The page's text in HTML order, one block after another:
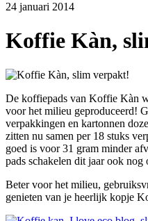
24 januari 2014
Koffie Kàn,
De koffiepads van Koffie Kàn
voor het milieu geproduceerd!
verpakkingen en kartonnen
zitten nu samen per 18 stuks
goed is voor 31 gram minder
pads schakelen dit jaar ook
Beter voor het milieu,
genieten van je heerlijk kopje